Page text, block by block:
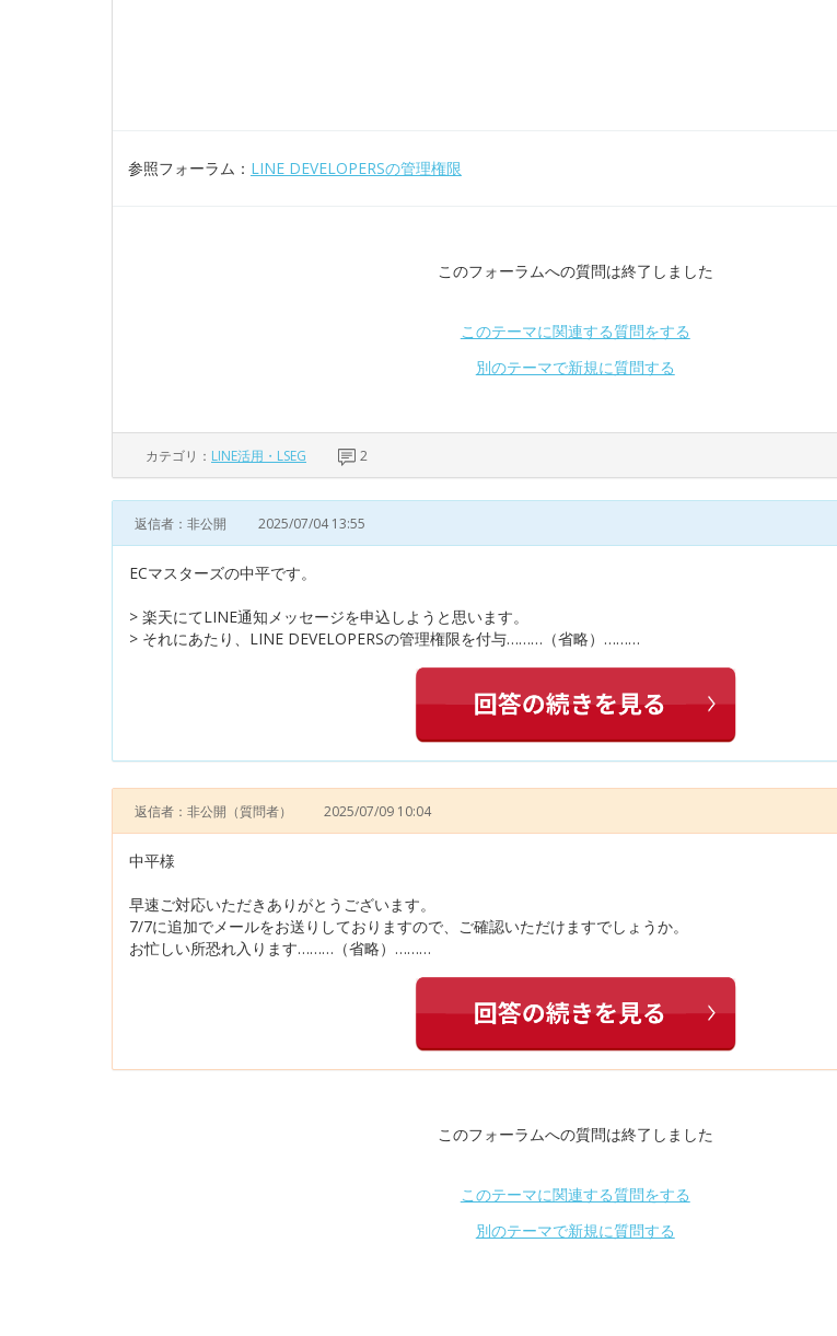
参照フォーラム： LINE DEVELOPERSの管理権限
このフォーラムへの質問は終了しました
このテーマに関連する質問をする
別のテーマで新規に質問する
カテゴリ： LINE活用・LSEG 2
返信者：非公開 2025/07/04 13:55
ECマスターズの中平です。
> 楽天にてLINE通知メッセージを申込しようと思います。
> それにあたり、LINE DEVELOPERSの管理権限を付与………（省略）………
返信者：非公開 （質問者） 2025/07/09 10:04
中平様
早速ご対応いただきありがとうございます。
7/7に追加でメールをお送りしておりますので、ご確認いただけますでしょうか。
お忙しい所恐れ入ります………（省略）………
このフォーラムへの質問は終了しました
このテーマに関連する質問をする
別のテーマで新規に質問する